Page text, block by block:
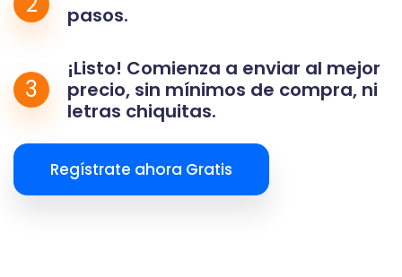
pasos.
3
¡Listo! Comienza a enviar al mejor
precio, sin mínimos de compra, ni
letras chiquitas.
Regístrate ahora Gratis